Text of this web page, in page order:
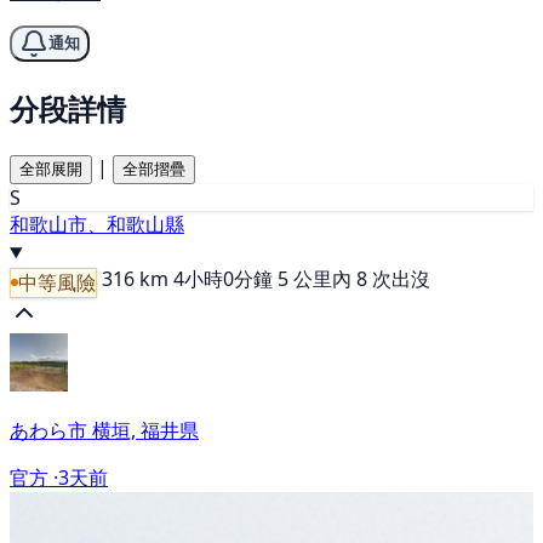
通知
分段詳情
全部展開 | 全部摺疊
S
和歌山市、和歌山縣
中等風險 316 km 4小時0分鐘 5 公里內 8 次出沒
あわら市 横垣, 福井県
官方 ·3天前